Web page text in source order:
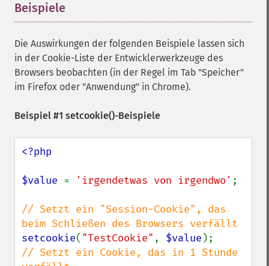
Beispiele
Die Auswirkungen der folgenden Beispiele lassen sich
in der Cookie-Liste der Entwicklerwerkzeuge des
Browsers beobachten (in der Regel im Tab "Speicher"
im Firefox oder "Anwendung" in Chrome).
Beispiel #1 setcookie()-Beispiele
<?php
$value = 'irgendetwas von irgendwo' ;
// Setzt ein "Session-Cookie", das
setcookie( "TestCookie" , $value
// Setzt ein Cookie, das in 1 Stunde